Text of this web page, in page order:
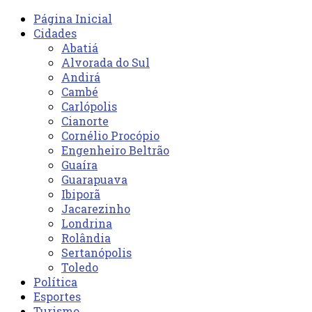
Página Inicial
Cidades
Abatiá
Alvorada do Sul
Andirá
Cambé
Carlópolis
Cianorte
Cornélio Procópio
Engenheiro Beltrão
Guaíra
Guarapuava
Ibiporã
Jacarezinho
Londrina
Rolândia
Sertanópolis
Toledo
Política
Esportes